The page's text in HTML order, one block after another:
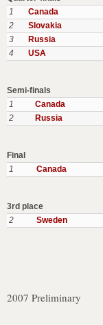
1
Canada
2
Slovakia
3
Russia
4
USA
Semi-finals
1
Canada
2
Russia
Final
1
Canada
3rd place
2
Sweden
2007 Preliminary